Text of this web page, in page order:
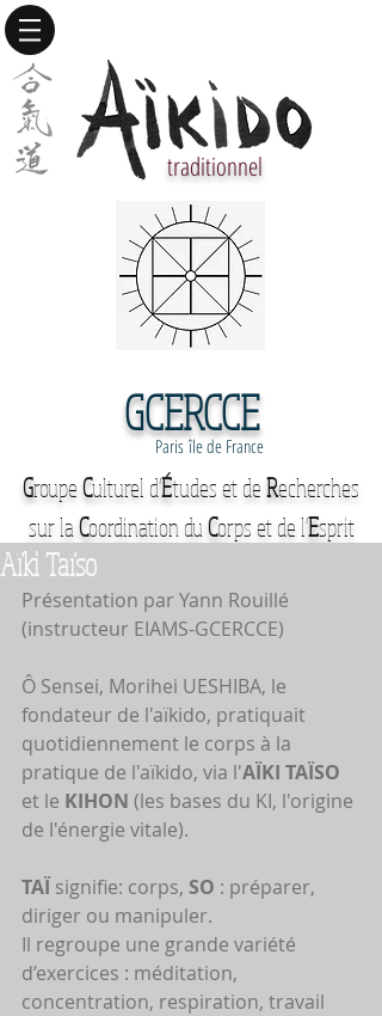
traditionnel
GCERCCE
Paris île de France
GroupeCulturel d'Études et deRecherches
sur laCoordination duCorps et de l'Esprit
Aïki Taïso
Présentation par Yann Rouillé
(instructeur EIAMS-GCERCCE)
Ô Sensei, Morihei UESHIBA, le
fondateur de l'aïkido, pratiquait
quotidiennement le corps à la
pratique de l'aïkido, via l'AÏKI TAÏSO
et le KIHON (les bases du KI, l'origine
de l'énergie vitale).
TAÏ signifie: corps, SO : préparer,
diriger ou manipuler.
Il regroupe une grande variété
d’exercices : méditation,
concentration, respiration, travail